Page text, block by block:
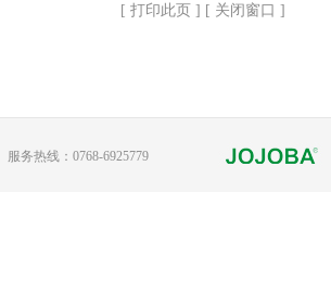
[ 打印此页 ] [ 关闭窗口 ]
务热线：0768-6925779